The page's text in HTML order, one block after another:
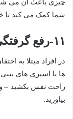
چیزی باعث آن می
شما کمک می کند تا
۱۱-رفع گرفتگی
در افراد مبتلا به
ها یا اسپری های
راحت نفس بکشید –
بیاورید.